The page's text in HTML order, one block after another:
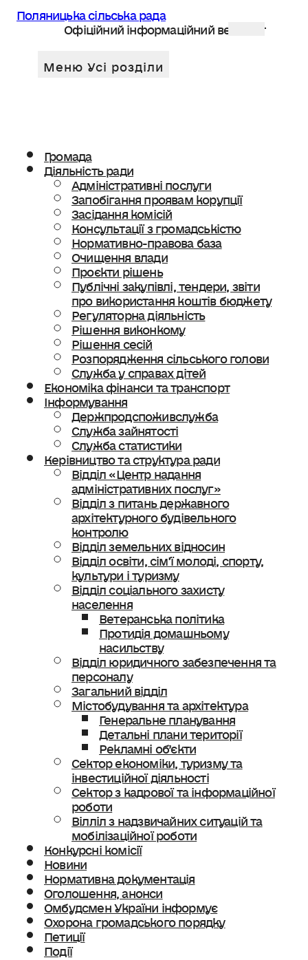
Поляницька сільська рада
Офіційний інформаційний веб сайт
Громада
Діяльність ради
Адміністративні послуги
Запобігання проявам корупції
Засідання комісій
Консультації з громадськістю
Нормативно-правова база
Очищення влади
Проєкти рішень
Публічні закупівлі, тендери, звіти
про використання коштів бюджету
Регуляторна діяльність
Рішення виконкому
Рішення сесій
Розпорядження сільського голови
Служба у справах дітей
Економіка фінанси та транспорт
Інформування
Держпродспоживслужба
Служба зайнятості
Служба статистики
Керівництво та структура ради
Відділ «Центр надання
адміністративних послуг»
Відділ з питань державного
архітектурного будівельного
контролю
Відділ земельних відносин
Відділ освіти, сімʼї молоді, спорту,
культури і туризму
Відділ соціального захисту
населення
Ветеранська політика
Протидія домашньому
насильству
Відділ юридичного забезпечення та
персоналу
Загальний відділ
Містобудування та архітектура
Генеральне планування
Детальні плани території
Рекламні об’єкти
Сектор економіки, туризму та
інвестиційної діяльності
Сектор з кадрової та інформаційної
роботи
Вілліл з надзвичайних ситуацій та
мобілізаційної роботи
Конкурсні комісії
Новини
Нормативна документація
Оголошення, анонси
Омбудсмен України інформує
Охорона громадського порядку
Петиції
Події